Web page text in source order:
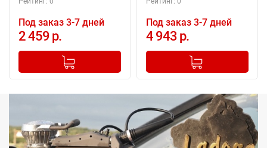
Под заказ 3-7 дней
2 459 р.
+
Добавлено в корзину
Под заказ 3-7 дней
4 943 р.
+
Добавлено в корзину